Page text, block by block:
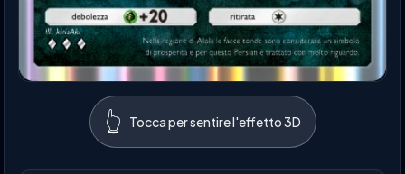
👆 Tocca per sentire l'effetto 3D